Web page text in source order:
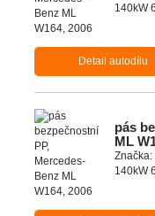
140kW
Detail autodílu
pás
ML
Značka:
140kW